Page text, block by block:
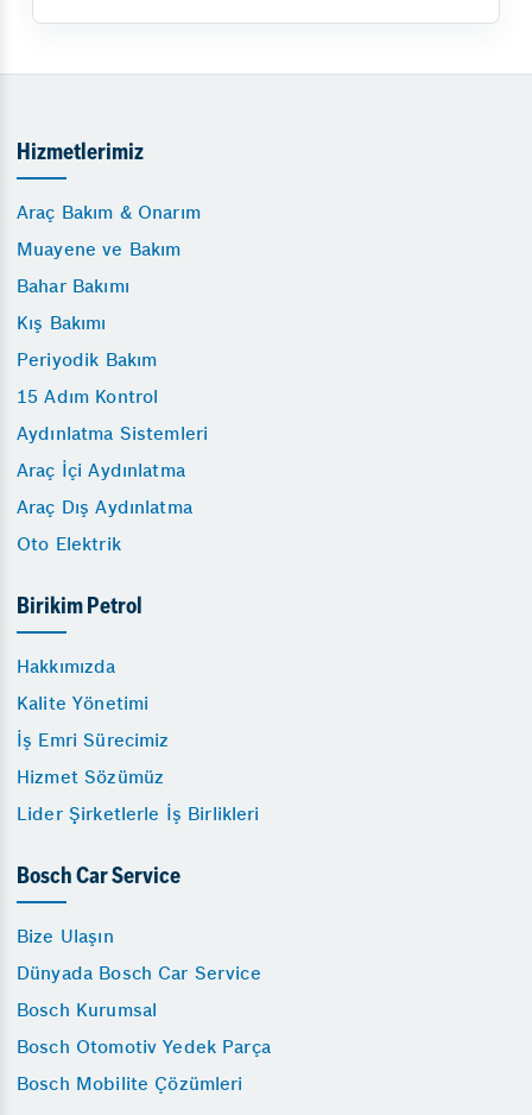
Hizmetlerimiz
Araç Bakım & Onarım
Muayene ve Bakım
Bahar Bakımı
Kış Bakımı
Periyodik Bakım
15 Adım Kontrol
Aydınlatma Sistemleri
Araç İçi Aydınlatma
Araç Dış Aydınlatma
Oto Elektrik
Birikim Petrol
Hakkımızda
Kalite Yönetimi
İş Emri Sürecimiz
Hizmet Sözümüz
Lider Şirketlerle İş Birlikleri
Bosch Car Service
Bize Ulaşın
Dünyada Bosch Car Service
Bosch Kurumsal
Bosch Otomotiv Yedek Parça
Bosch Mobilite Çözümleri